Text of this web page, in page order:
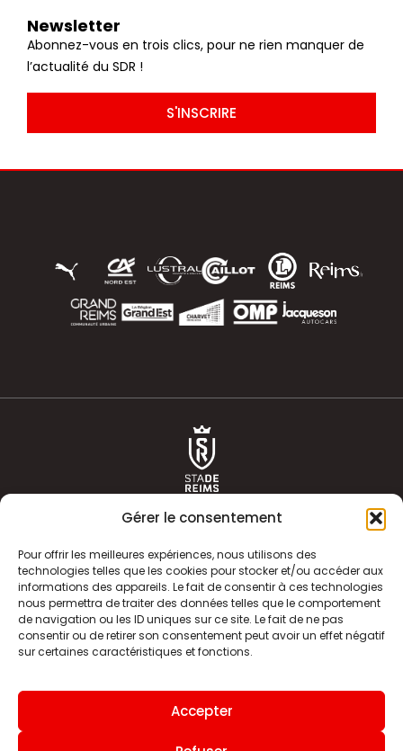
Gérer le consentement
Pour offrir les meilleures expériences, nous utilisons des
technologies telles que les cookies pour stocker et/ou accéder aux
informations des appareils. Le fait de consentir à ces technologies
nous permettra de traiter des données telles que le comportement
de navigation ou les ID uniques sur ce site. Le fait de ne pas
consentir ou de retirer son consentement peut avoir un effet négatif
sur certaines caractéristiques et fonctions.
Accepter
Newsletter
Abonnez-vous en trois clics, pour ne rien manquer de
l’actualité du SDR !
S'INSCRIRE
ACTUALITÉS
CLUB
BOUTIQUE
HISTOIRE
ÉQUIPE PREMIERE
INFOS ET CONTACT